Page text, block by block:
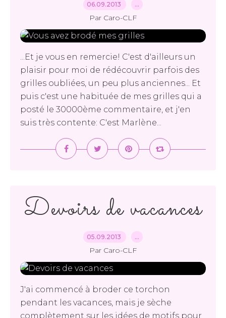
06.09.2013 …
Par Caro-CLF
...Et je vous en remercie! C'est d'ailleurs un
plaisir pour moi de rédécouvrir parfois des
grilles oubliées, un peu plus anciennes... Et
puis c'est une habituée de mes grilles qui a
posté le 30000ème commentaire, et j'en
suis très contente: C'est Marlène...
Devoirs de vacances
05.09.2013 …
Par Caro-CLF
J'ai commencé à broder ce torchon
pendant les vacances, mais je sèche
complètement sur les idées de motifs pour